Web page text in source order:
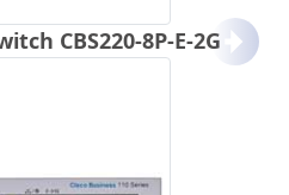
CBS220-8P-E-2G